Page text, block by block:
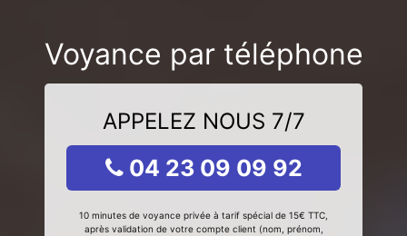
Voyance par téléphone
APPELEZ NOUS 7/7
04 23 09 09 92
10 minutes de voyance privée à tarif spécial de 15€ TTC,
après validation de votre compte client (nom, prénom,